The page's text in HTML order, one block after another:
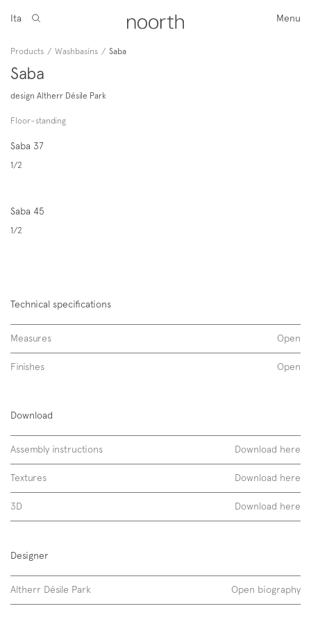
Menu
Ita
Products / Washbasins / Saba
Saba
design Altherr Désile Park
Floor–standing
Saba 37
1/2
Saba 45
1/2
Technical specifications
Measures Open
Finishes Open
laccati opachi
Download
Assembly instructions Download here
Textures Download here
3D Download here
Designer
Altherr Désile Park Open biography